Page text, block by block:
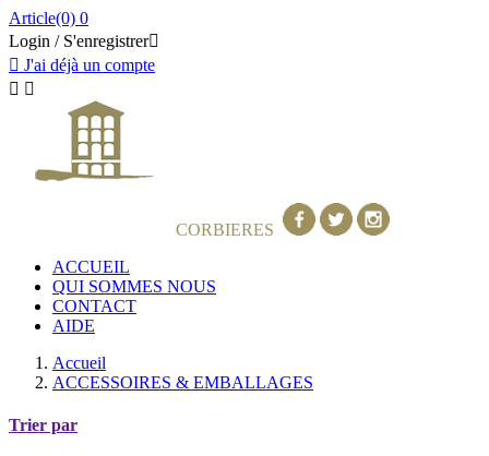
Article(0) 0
Login / S'enregistrer
 J'ai déjà un compte
 
CORBIERES
ACCUEIL
QUI SOMMES NOUS
CONTACT
AIDE
Accueil
ACCESSOIRES & EMBALLAGES
Trier par